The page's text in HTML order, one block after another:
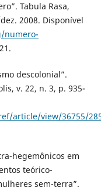
Tabula Rasa,
2008. Disponível
numero-
descolonial”.
v. 22, n. 3, p. 935-
article/view/36755/
hegemônicos em
teórico-
sem-terra”.